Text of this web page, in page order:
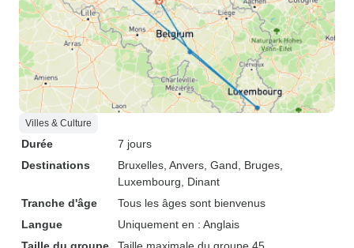
Villes & Culture
Durée
7 jours
Destinations
Bruxelles , Anvers , Gand , Bruges
Luxembourg , Dinant
Tranche d'âge
Tous les âges sont bienvenus
Langue
Uniquement en : Anglais